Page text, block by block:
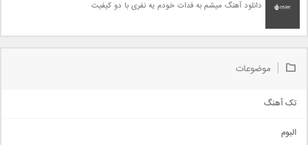
دانلود آهنگ میشم به فدات خودم یه نفری با دو کیفیت
موضوعات
تک آهنگ
البوم